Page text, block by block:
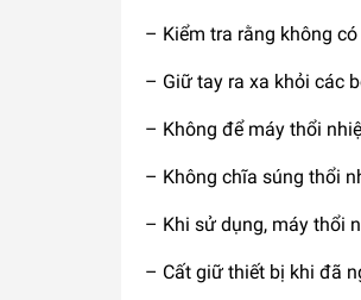
– Kiểm tra rằng không
– Giữ tay ra xa khỏi các
– Không để máy thổi
– Không chĩa súng thổi
– Khi sử dụng, máy thổi
– Cất giữ thiết bị khi đã